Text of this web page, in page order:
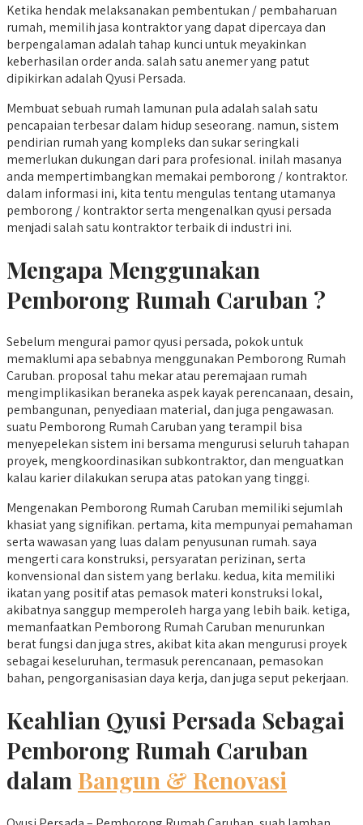
Ketika hendak melaksanakan pembentukan / pembaharuan
rumah, memilih jasa kontraktor yang dapat dipercaya dan
berpengalaman adalah tahap kunci untuk meyakinkan
keberhasilan order anda. salah satu anemer yang patut
dipikirkan adalah Qyusi Persada.
Membuat sebuah rumah lamunan pula adalah salah satu
pencapaian terbesar dalam hidup seseorang. namun, sistem
pendirian rumah yang kompleks dan sukar seringkali
memerlukan dukungan dari para profesional. inilah masanya
anda mempertimbangkan memakai pemborong / kontraktor.
dalam informasi ini, kita tentu mengulas tentang utamanya
pemborong / kontraktor serta mengenalkan qyusi persada
menjadi salah satu kontraktor terbaik di industri ini.
Mengapa Menggunakan
Pemborong Rumah Caruban ?
Sebelum mengurai pamor qyusi persada, pokok untuk
memaklumi apa sebabnya menggunakan Pemborong Rumah
Caruban. proposal tahu mekar atau peremajaan rumah
mengimplikasikan beraneka aspek kayak perencanaan, desain,
pembangunan, penyediaan material, dan juga pengawasan.
suatu Pemborong Rumah Caruban yang terampil bisa
menyepelekan sistem ini bersama mengurusi seluruh tahapan
proyek, mengkoordinasikan subkontraktor, dan menguatkan
kalau karier dilakukan serupa atas patokan yang tinggi.
Mengenakan Pemborong Rumah Caruban memiliki sejumlah
khasiat yang signifikan. pertama, kita mempunyai pemahaman
serta wawasan yang luas dalam penyusunan rumah. saya
mengerti cara konstruksi, persyaratan perizinan, serta
konvensional dan sistem yang berlaku. kedua, kita memiliki
ikatan yang positif atas pemasok materi konstruksi lokal,
akibatnya sanggup memperoleh harga yang lebih baik. ketiga,
memanfaatkan Pemborong Rumah Caruban menurunkan
berat fungsi dan juga stres, akibat kita akan mengurusi proyek
sebagai keseluruhan, termasuk perencanaan, pemasokan
bahan, pengorganisasian daya kerja, dan juga seput pekerjaan.
Keahlian Qyusi Persada Sebagai
Pemborong Rumah Caruban
dalam Bangun & Renovasi